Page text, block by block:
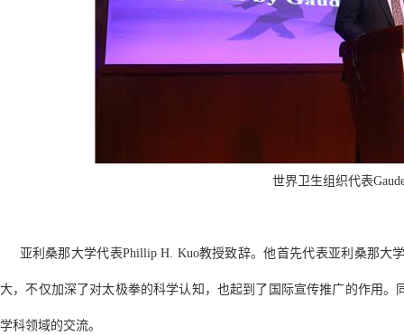
世界卫生组织代表
亚利桑那大学代表Phillip H. Kuo教授致辞。他首先代表亚利桑那大
大，不仅加深了对太极拳的科学认知，也起到了国际宣传推广的作用
学科领域的交流。